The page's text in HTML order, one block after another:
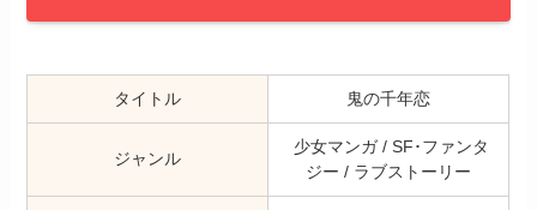
タイトル 鬼の千年恋
ジャンル
少女マンガ / SF･ファンタ
ジー / ラブストーリー